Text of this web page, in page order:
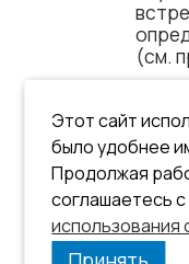
(см.
Этот сайт
было удобнее
Продолжая
соглашаетесь с
использования